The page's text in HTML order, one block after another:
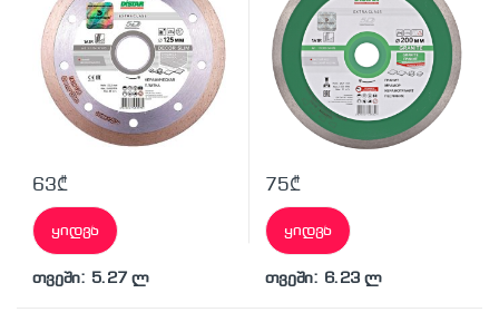
63₾
ყიდვა
თვეში: 5.27 ლ
75₾
ყიდვა
თვეში: 6.23 ლ